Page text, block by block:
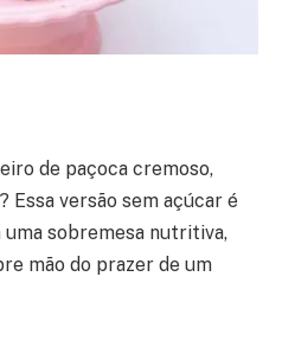
de paçoca cremoso,
Essa versão sem açúcar é
sobremesa nutritiva,
mão do prazer de um